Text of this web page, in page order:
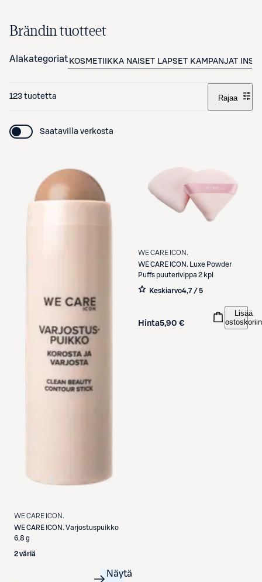
Brändin tuotteet
Alakategoriat KOSMETIIKKA NAISET LAPSET KAMPANJAT
123 tuotetta Rajaa
Saatavilla verkosta
WE CARE ICON.
WE CARE ICON. Varjostuspuikko
6,8 g
2 väriä
Näytä
WE CARE ICON.
WE CARE ICON.
Luxe Powder
Puffs puuterivippa 2 kpl
Keskiarvo4,7 / 5
Hinta5,90 €
Lisää
ostoskoriin